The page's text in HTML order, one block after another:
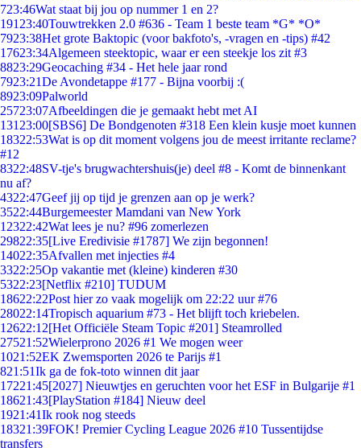
723:46Wat staat bij jou op nummer 1 en 2?
191 23:40Touwtrekken 2.0 #636 - Team 1 beste team *G* *O*
7923:38Het grote Baktopic (voor bakfoto's, -vragen en -tips) #42
17623:34Algemeen steektopic, waar er een steekje los zit #3
8823:29Geocaching #34 - Het hele jaar rond
7923:21De Avondetappe #177 - Bijna voorbij :(
8923:09Palworld
25723:07Afbeeldingen die je gemaakt hebt met AI
131 23:00[SBS6] De Bondgenoten #318 Een klein kusje moet kunnen
18322:53Wat is op dit moment volgens jou de meest irritante reclame?
#12
8322:48SV-tje's brugwachtershuis(je) deel #8 - Komt de binnenkant
nu af?
4322:47Geef jij op tijd je grenzen aan op je werk?
3522:44Burgemeester Mamdani van New York
12322:42Wat lees je nu? #96 zomerlezen
29822:35[Live Eredivisie #1787] We zijn begonnen!
14022:35Afvallen met injecties #4
3322:25Op vakantie met (kleine) kinderen #30
5322:23[Netflix #210] TUDUM
18622:22Post hier zo vaak mogelijk om 22:22 uur #76
28022:14Tropisch aquarium #73 - Het blijft toch kriebelen.
12622:12[Het Officiële Steam Topic #201] Steamrolled
27521:52Wielerprono 2026 #1 We mogen weer
1021:52EK Zwemsporten 2026 te Parijs #1
821:51Ik ga de fok-toto winnen dit jaar
17221:45[2027] Nieuwtjes en geruchten voor het ESF in Bulgarije #1
18621:43[PlayStation #184] Nieuw deel
1921:41Ik rook nog steeds
18321:39FOK! Premier Cycling League 2026 #10 Tussentijdse
transfers